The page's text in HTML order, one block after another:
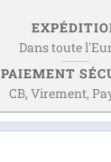
Dans toute
PAIEMENT
CB, Virement,